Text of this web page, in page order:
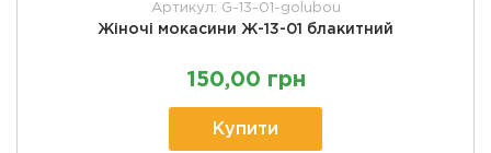
Артикул: G-13-01-golubou
Жіночі мокасини Ж-13-01 блакитний
150,00 грн
Купити